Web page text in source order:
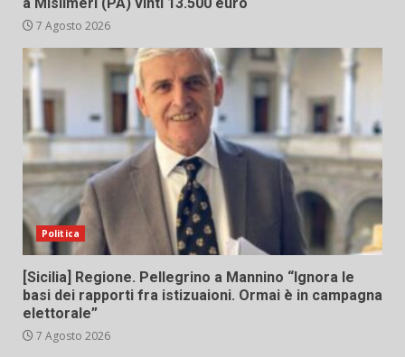
7 Agosto 2026
Politica
[Sicilia] Regione. Pellegrino a Mannino “Ignora le
basi dei rapporti fra istizuaioni. Ormai è in campagna
elettorale”
7 Agosto 2026